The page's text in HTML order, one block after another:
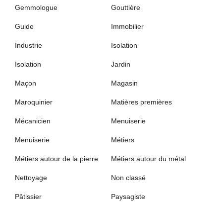
Gemmologue Gouttière
Guide Immobilier
Industrie Isolation
Isolation Jardin
Maçon Magasin
Maroquinier Matières premières
Mécanicien Menuiserie
Menuiserie Métiers
Métiers autour de la pierre Métiers autour du métal
Nettoyage Non classé
Pâtissier Paysagiste